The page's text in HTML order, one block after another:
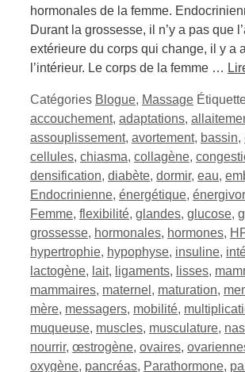
hormonales de la femme.
Durant la grossesse, il n’y a pas que
extérieure du corps qui change, il y a
l’intérieur. Le corps de la femme …
Catégories Blogue, Massage
accouchement, adaptations,
assouplissement, avortement, bassin,
cellules, chiasma, collagène,
densification, diabète, dormir, eau,
Endocrinienne, énergétique,
Femme, flexibilité, glandes, glucose,
grossesse, hormonales, hormones,
hypertrophie, hypophyse, insuline,
lactogène, lait, ligaments, lisses,
mammaires, maternel , maturation,
mère, messagers, mobilité,
muqueuse, muscles, musculature,
nourrir, œstrogène, ovaires,
oxygène, pancréas, Parathormone,